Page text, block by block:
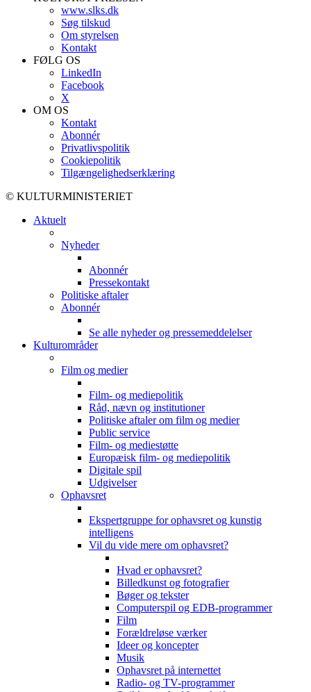
www.slks.dk
Søg tilskud
Om styrelsen
Kontakt
FØLG OS
LinkedIn
Facebook
X
OM OS
Kontakt
Abonnér
Privatlivspolitik
Cookiepolitik
Tilgængelighedserklæring
© KULTURMINISTERIET
Aktuelt
Nyheder
Abonnér
Pressekontakt
Politiske aftaler
Abonnér
Se alle nyheder og pressemeddelelser
Kulturområder
Film og medier
Film- og mediepolitik
Råd, nævn og institutioner
Politiske aftaler om film og medier
Public service
Film- og mediestøtte
Europæisk film- og mediepolitik
Digitale spil
Udgivelser
Ophavsret
Ekspertgruppe for ophavsret og kunstig
intelligens
Vil du vide mere om ophavsret?
Hvad er ophavsret?
Billedkunst og fotografier
Bøger og tekster
Computerspil og EDB-programmer
Film
Forældreløse værker
Ideer og koncepter
Musik
Ophavsret på internettet
Radio- og TV-programmer